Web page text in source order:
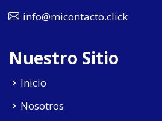
info@micontacto.click
Nuestro Sitio
Inicio
Nosotros